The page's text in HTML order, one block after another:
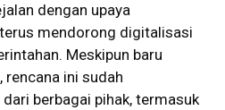
dengan upaya
mendorong digitalisasi
Meskipun baru
rencana ini sudah
berbagai pihak, termasuk